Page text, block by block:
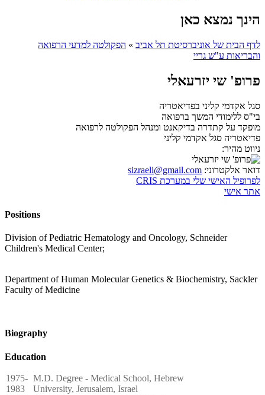
הינך נמצא כאן
לדף הבית של אוניברסיטת תל אביב » הפקולטה למדעי הרפואה
והבריאות ע"ש גריי
פרופ' שי יזרעאלי
סגל אקדמי קליני בפדיאטריה
בי"ס ללימודי המשך ברפואה
מופקד על קתדרה בדיקאנט ומנהל הפקולטה לרפואה
פדיאטריה סגל אקדמי קליני
ניווט מהיר:
דואר אלקטרוני: sizraeli@gmail.com
לפרופיל האישי שלי במערכת CRIS
אתר אישי
Positions
Division of Pediatric Hematology and Oncology, Schneider
Children's Medical Center;
Department of Human Molecular Genetics & Biochemistry, Sackler
Faculty of Medicine
Biography
Education
1975-
1983
M.D. Degree - Medical School, Hebrew
University, Jerusalem, Israel